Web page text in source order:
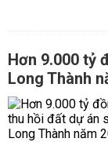
Hơn 9.000 tỷ
Long Thành